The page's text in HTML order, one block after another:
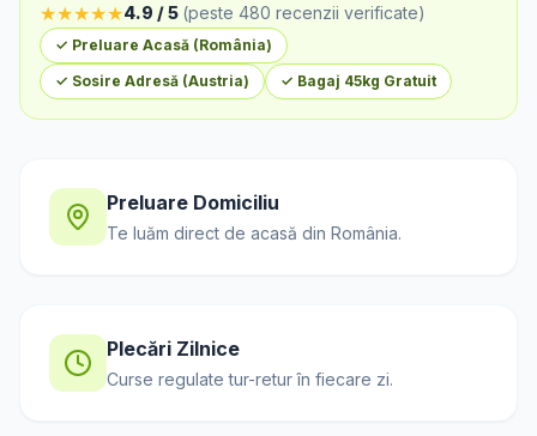
★★★★★4.9 / 5 (peste 480 recenzii verificate)
✓ Preluare Acasă (România)
✓ Sosire Adresă (Austria) ✓ Bagaj 45kg Gratuit
Preluare Domiciliu
Te luăm direct de acasă din România.
Plecări Zilnice
Curse regulate tur-retur în fiecare zi.